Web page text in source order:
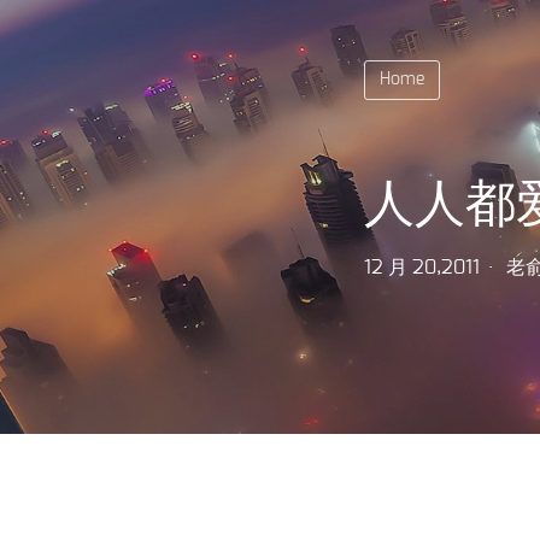
Home
人人都
12 月 20,2011 老